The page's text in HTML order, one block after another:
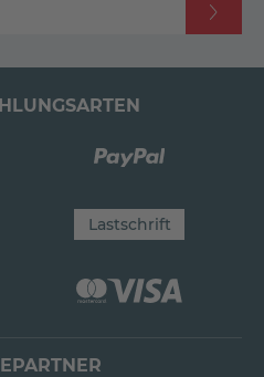
Lastschrift